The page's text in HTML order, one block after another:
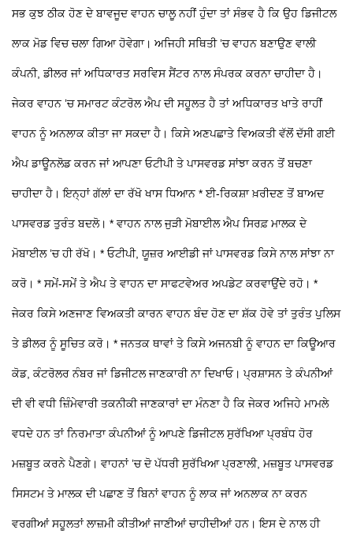
ਸਭ ਕੁਝ ਠੀਕ ਹੋਣ ਦੇ ਬਾਵਜੂਦ ਵਾਹਨ ਚਾਲੂ ਨਹੀਂ ਹੁੰਦਾ ਤਾਂ ਸੰਭਵ ਹੈ ਕਿ ਉਹ ਡਿਜੀਟਲ
ਲਾਕ ਮੋਡ ਵਿਚ ਚਲਾ ਗਿਆ ਹੋਵੇਗਾ। ਅਜਿਹੀ ਸਥਿਤੀ ’ਚ ਵਾਹਨ ਬਣਾਉਣ ਵਾਲੀ
ਕੰਪਨੀ, ਡੀਲਰ ਜਾਂ ਅਧਿਕਾਰਤ ਸਰਵਿਸ ਸੈਂਟਰ ਨਾਲ ਸੰਪਰਕ ਕਰਨਾ ਚਾਹੀਦਾ ਹੈ।
ਜੇਕਰ ਵਾਹਨ ’ਚ ਸਮਾਰਟ ਕੰਟਰੋਲ ਐਪ ਦੀ ਸਹੂਲਤ ਹੈ ਤਾਂ ਅਧਿਕਾਰਤ ਖਾਤੇ ਰਾਹੀਂ
ਵਾਹਨ ਨੂੰ ਅਨਲਾਕ ਕੀਤਾ ਜਾ ਸਕਦਾ ਹੈ। ਕਿਸੇ ਅਣਪਛਾਤੇ ਵਿਅਕਤੀ ਵੱਲੋਂ ਦੱਸੀ ਗਈ
ਐਪ ਡਾਊਨਲੋਡ ਕਰਨ ਜਾਂ ਆਪਣਾ ਓਟੀਪੀ ਤੇ ਪਾਸਵਰਡ ਸਾਂਝਾ ਕਰਨ ਤੋਂ ਬਚਣਾ
ਚਾਹੀਦਾ ਹੈ।ਇਨ੍ਹਾਂ ਗੱਲਾਂ ਦਾ ਰੱਖੋ ਖਾਸ ਧਿਆਨ * ਈ-ਰਿਕਸ਼ਾ ਖ਼ਰੀਦਣ ਤੋਂ ਬਾਅਦ
ਪਾਸਵਰਡ ਤੁਰੰਤ ਬਦਲੋ। * ਵਾਹਨ ਨਾਲ ਜੁੜੀ ਮੋਬਾਈਲ ਐਪ ਸਿਰਫ਼ ਮਾਲਕ ਦੇ
ਮੋਬਾਈਲ ’ਚ ਹੀ ਰੱਖੋ। * ਓਟੀਪੀ, ਯੂਜ਼ਰ ਆਈਡੀ ਜਾਂ ਪਾਸਵਰਡ ਕਿਸੇ ਨਾਲ ਸਾਂਝਾ ਨਾ
ਕਰੋ। * ਸਮੇਂ-ਸਮੇਂਤੇ ਐਪ ਤੇ ਵਾਹਨ ਦਾ ਸਾਫਟਵੇਅਰ ਅਪਡੇਟ ਕਰਵਾਉਂਦੇ ਰਹੋ। *
ਜੇਕਰ ਕਿਸੇ ਅਣਜਾਣ ਵਿਅਕਤੀ ਕਾਰਨ ਵਾਹਨ ਬੰਦ ਹੋਣ ਦਾ ਸ਼ੱਕ ਹੋਵੇ ਤਾਂ ਤੁਰੰਤ ਪੁਲਿਸ
ਤੇ ਡੀਲਰ ਨੂੰ ਸੂਚਿਤ ਕਰੋ। * ਜਨਤਕ ਥਾਵਾਂਤੇ ਕਿਸੇ ਅਜਨਬੀ ਨੂੰ ਵਾਹਨ ਦਾ ਕਿਊਆਰ
ਕੋਡ, ਕੰਟਰੋਲਰ ਨੰਬਰ ਜਾਂ ਡਿਜੀਟਲ ਜਾਣਕਾਰੀ ਨਾ ਦਿਖਾਓ।ਪ੍ਰਸ਼ਾਸਨ ਤੇ ਕੰਪਨੀਆਂ
ਦੀ ਵੀ ਵਧੀ ਜ਼ਿੰਮੇਵਾਰੀਤਕਨੀਕੀ ਜਾਣਕਾਰਾਂ ਦਾ ਮੰਨਣਾ ਹੈ ਕਿ ਜੇਕਰ ਅਜਿਹੇ ਮਾਮਲੇ
ਵਧਦੇ ਹਨ ਤਾਂ ਨਿਰਮਾਤਾ ਕੰਪਨੀਆਂ ਨੂੰ ਆਪਣੇ ਡਿਜੀਟਲ ਸੁਰੱਖਿਆ ਪ੍ਰਬੰਧ ਹੋਰ
ਮਜ਼ਬੂਤ ਕਰਨੇ ਪੈਣਗੇ। ਵਾਹਨਾਂ ’ਚ ਦੋ ਪੱਧਰੀ ਸੁਰੱਖਿਆ ਪ੍ਰਣਾਲੀ, ਮਜ਼ਬੂਤ ਪਾਸਵਰਡ
ਸਿਸਟਮ ਤੇ ਮਾਲਕ ਦੀ ਪਛਾਣ ਤੋਂ ਬਿਨਾਂ ਵਾਹਨ ਨੂੰ ਲਾਕ ਜਾਂ ਅਨਲਾਕ ਨਾ ਕਰਨ
ਵਰਗੀਆਂ ਸਹੂਲਤਾਂ ਲਾਜ਼ਮੀ ਕੀਤੀਆਂ ਜਾਣੀਆਂ ਚਾਹੀਦੀਆਂ ਹਨ। ਇਸ ਦੇ ਨਾਲ ਹੀ